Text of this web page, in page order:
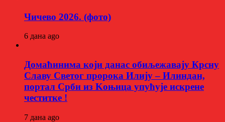
Чичево 2026. (фото)
6 дана ago
Домаћинима који данас обиљежавају Крсну
Славу Светог пророка Илију – Илиндан,
портал Срби из Kоњица упућује искрене
честитке !
7 дана ago